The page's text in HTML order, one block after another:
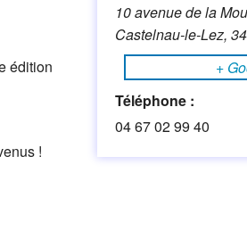
édition
!
10 avenue de la
Castelnau-le-Lez,
+
Téléphone :
04 67 02 99 40